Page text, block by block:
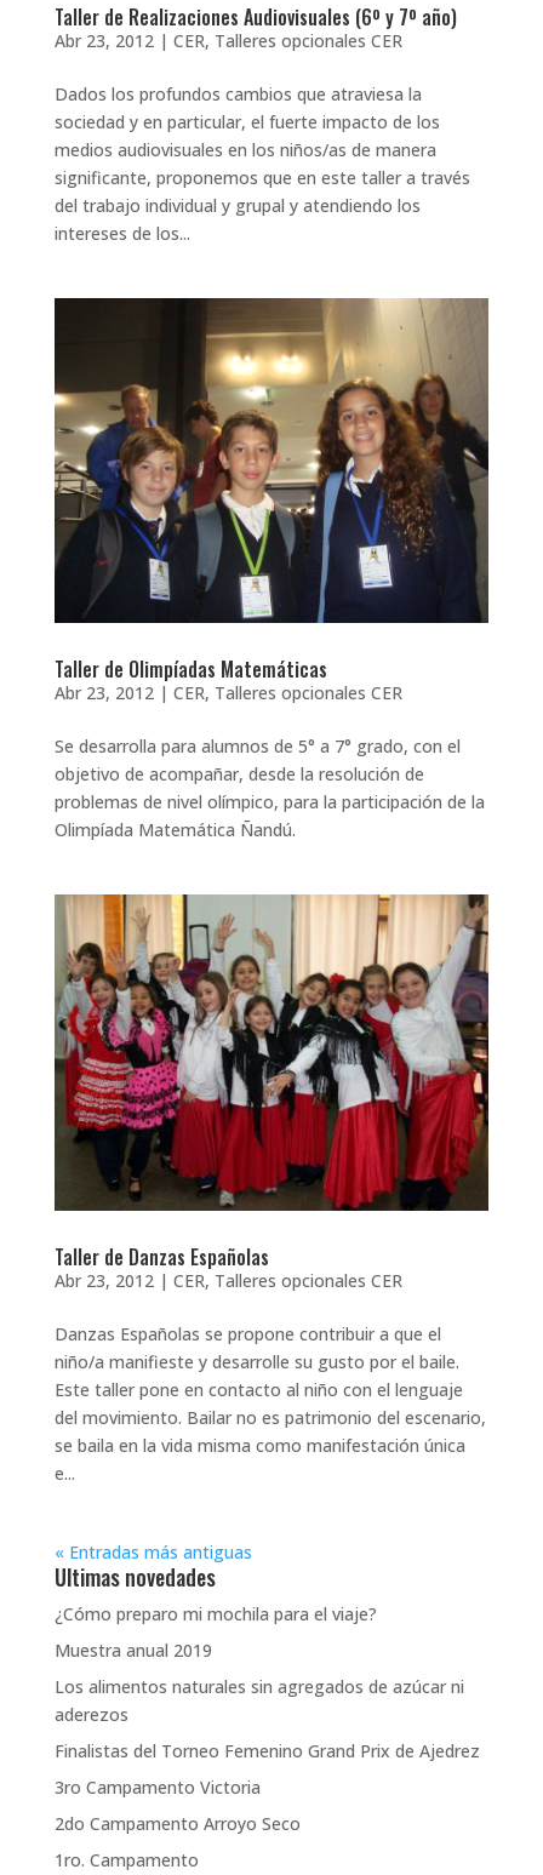
Taller de Realizaciones Audiovisuales (6º y 7º año)
Abr 23, 2012| CER, Talleres opcionales CER
Dados los profundos cambios que atraviesa la
sociedad y en particular, el fuerte impacto de los
medios audiovisuales en los niños/as de manera
significante, proponemos que en este taller a través
del trabajo individual y grupal y atendiendo los
intereses de los...
Taller de Olimpíadas Matemáticas
Abr 23, 2012| CER, Talleres opcionales CER
Se desarrolla para alumnos de 5° a 7° grado, con el
objetivo de acompañar, desde la resolución de
problemas de nivel olímpico, para la participación de la
Olimpíada Matemática Ñandú.
Taller de Danzas Españolas
Abr 23, 2012| CER, Talleres opcionales CER
Danzas Españolas se propone contribuir a que el
niño/a manifieste y desarrolle su gusto por el baile.
Este taller pone en contacto al niño con el lenguaje
del movimiento. Bailar no es patrimonio del escenario,
se baila en la vida misma como manifestación única
e...
« Entradas más antiguas
Ultimas novedades
¿Cómo preparo mi mochila para el viaje?
Muestra anual 2019
Los alimentos naturales sin agregados de azúcar ni
aderezos
Finalistas del Torneo Femenino Grand Prix de Ajedrez
3ro Campamento Victoria
2do Campamento Arroyo Seco
1ro. Campamento